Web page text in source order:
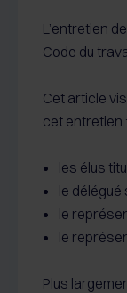
L’entretien
Code du
Cet article
cet entretien :
les élus
le délégué
le
le
Plus